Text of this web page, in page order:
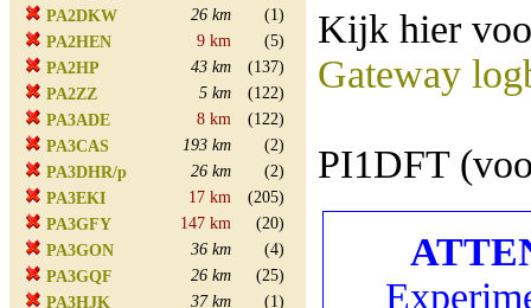
PA2DKW
26 km
(1)
PA2HEN
9 km
(5)
PA2HP
43 km
(137)
PA2ZZ
5 km
(122)
PA3ADE
8 km
(122)
PA3CAS
193 km
(2)
PA3DHR/p
26 km
(2)
PA3EKI
17 km
(205)
PA3GFY
147 km
(20)
PA3GON
36 km
(4)
PA3GQF
26 km
(25)
PA3HJK
37 km
(1)
Kijk hier
Gateway
PI1DFT